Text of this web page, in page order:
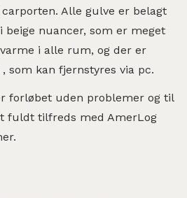
Alle gulve er belagt
beige nuancer, som er meget
i alle rum, og der er
som kan fjernstyres via pc.
forløbet uden problemer og til
fuldt tilfreds med AmerLog